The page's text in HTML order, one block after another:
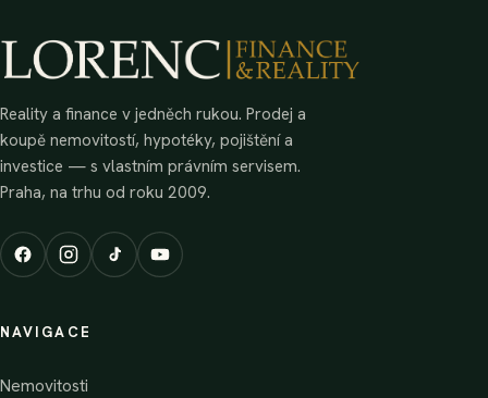
Reality a finance v jedněch rukou. Prodej a
koupě nemovitostí, hypotéky, pojištění a
investice — s vlastním právním servisem.
Praha, na trhu od roku 2009.
NAVIGACE
Nemovitosti